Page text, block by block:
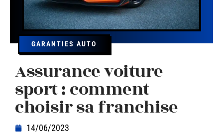
GARANTIES AUTO
Assurance voiture
sport : comment
choisir sa franchise
14/06/2023